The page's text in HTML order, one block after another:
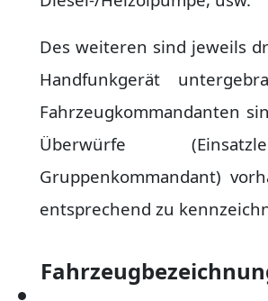
Des weiteren sind jeweils
Handfunkgerät
Fahrzeugkommandanten
Überwürfe
Gruppenkommandant)
entsprechend zu